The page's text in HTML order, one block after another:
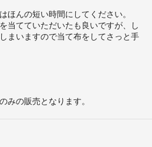
ほんの短い時間にしてください。
当てていただいたも良いですが、し
まいますので当て布をしてさっと手
みの販売となります。